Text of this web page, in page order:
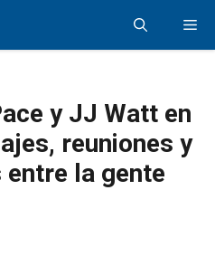
y JJ Watt en
reuniones y
entre la gente